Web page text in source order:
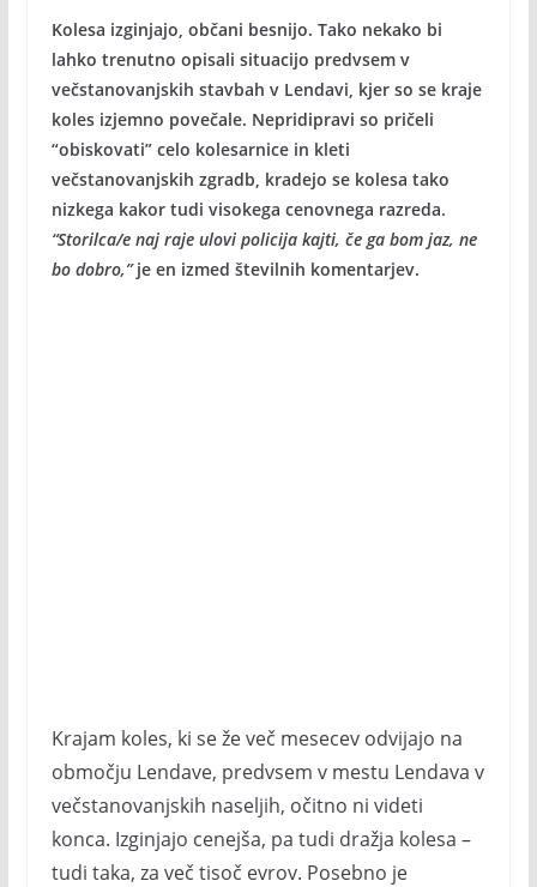
Kolesa izginjajo, občani besnijo. Tako nekako bi
lahko trenutno opisali situacijo predvsem v
večstanovanjskih stavbah v Lendavi, kjer so se kraje
koles izjemno povečale. Nepridipravi so pričeli
“obiskovati” celo kolesarnice in kleti
večstanovanjskih zgradb, kradejo se kolesa tako
nizkega kakor tudi visokega cenovnega razreda.
“Storilca/e naj raje ulovi policija kajti, če ga bom jaz, ne
bo dobro,”je en izmed številnih komentarjev.
Krajam koles, ki se že več mesecev odvijajo na
območju Lendave, predvsem v mestu Lendava v
večstanovanjskih naseljih, očitno ni videti
konca. Izginjajo cenejša, pa tudi dražja kolesa –
tudi taka, za več tisoč evrov. Posebno je